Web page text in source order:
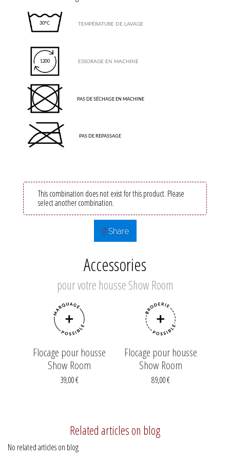
TEMPÉRATURE DE LAVAGE
30°C
ESSORAGE EN MACHINE
1200
SÉCHAGE
PAS DE SÉCHAGE EN MACHINE
REPASSAGE
PAS DE REPASSAGE
This combination does not exist for this product. Please
select another combination.
Share
Accessories
pour votre housse Show Room
Flocage pour housse
Show Room
39,00 €
Flocage pour housse
Show Room
89,00 €
Related articles on blog
No related articles on blog